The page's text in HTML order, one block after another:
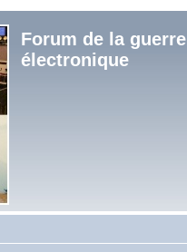
Forum de la guerre
électronique